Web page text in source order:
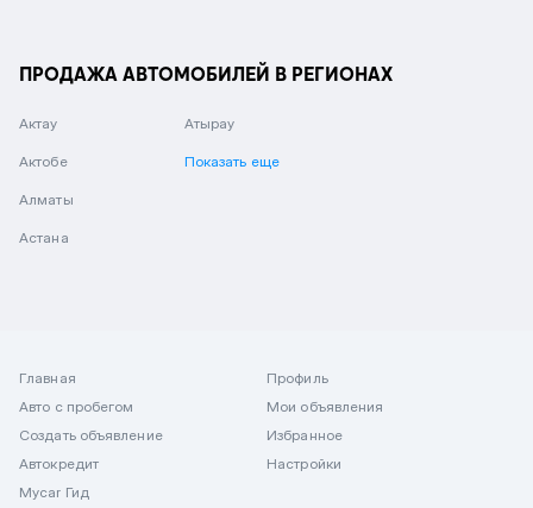
ПРОДАЖА АВТОМОБИЛЕЙ В РЕГИОНАХ
Актау
Актобе
Алматы
Астана
Атырау
Показать еще
Главная
Авто с пробегом
Создать объявление
Автокредит
Mycar Гид
Профиль
Мои объявления
Избранное
Настройки